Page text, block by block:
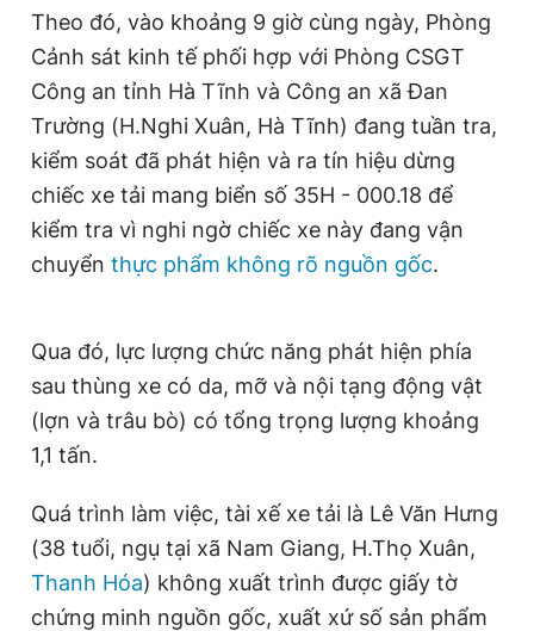
Phó tổng biên tập: Trần Việt Hưng
Tổng thư ký tòa soạn: Đức Trung
Giấy phép xuất bản số 110/GP - BTTTT cấp ngày 24.3.2020
© 2003-2026 Bản quyền thuộc về Báo Thanh Niên. Cấm sao
chép dưới mọi hình thức nếu không có sự chấp thuận bằng văn
bản. Phát triển bởi ePi Technologies, JSC.
Theo đó, vào khoảng 9 giờ cùng ngày, Phòng
Cảnh sát kinh tế phối hợp với Phòng CSGT
Công an tỉnh Hà Tĩnh và Công an xã Đan
Trường (H.Nghi Xuân, Hà Tĩnh) đang tuần tra,
kiểm soát đã phát hiện và ra tín hiệu dừng
chiếc xe tải mang biển số 35H - 000.18 để
kiểm tra vì nghi ngờ chiếc xe này đang vận
chuyển thực phẩm không rõ nguồn gốc.
Qua đó, lực lượng chức năng phát hiện phía
sau thùng xe có da, mỡ và nội tạng động vật
(lợn và trâu bò) có tổng trọng lượng khoảng
1,1 tấn.
Quá trình làm việc, tài xế xe tải là Lê Văn Hưng
(38 tuổi, ngụ tại xã Nam Giang, H.Thọ Xuân,
Thanh Hóa) không xuất trình được giấy tờ
chứng minh nguồn gốc, xuất xứ số sản phẩm